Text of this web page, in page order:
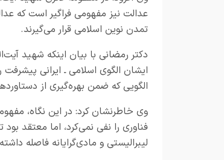
عدالت نیز مفهومی فراگیر است که
تمدن نوین اسلامی قرار می‌گیرند.
دکتر رمضانی با بیان اینکه شهید
ایشان الگوی اسلامی ـ ایرانی
الگویی که ضمن بهره‌گیری از
وی خاطرنشان کرد: در این نگاه،
فناوری را نفی نمی‌کرد، اما معتقد
لیبرالیستی و مادی‌گرایانه فاصله